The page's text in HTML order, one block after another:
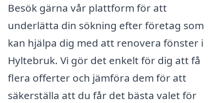
Besök gärna vår plattform för att
underlätta din sökning efter företag som
kan hjälpa dig med att renovera fönster i
Hyltebruk. Vi gör det enkelt för dig att få
flera offerter och jämföra dem för att
säkerställa att du får det bästa valet för